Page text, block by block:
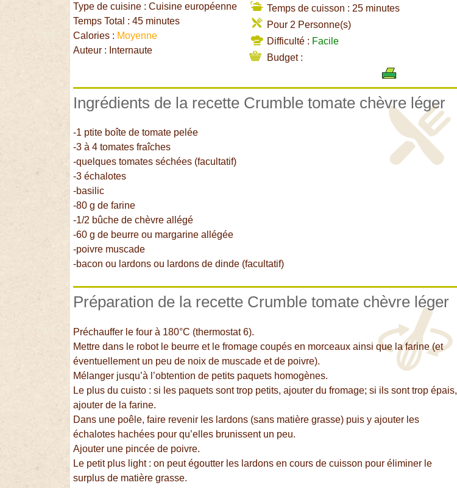
Type de cuisine : Cuisine européenne
Temps Total : 45 minutes
Calories : Moyenne
Auteur : Internaute
Temps de cuisson : 25 minutes
Pour 2 Personne(s)
Difficulté : Facile
Budget :
Ingrédients de la recette Crumble tomate chèvre léger
-1 ptite boîte de tomate pelée
-3 à 4 tomates fraîches
-quelques tomates séchées (facultatif)
-3 échalotes
-basilic
-80 g de farine
-1/2 bûche de chèvre allégé
-60 g de beurre ou margarine allégée
-poivre muscade
-bacon ou lardons ou lardons de dinde (facultatif)
Préparation de la recette Crumble tomate chèvre léger
Préchauffer le four à 180°C (thermostat 6).
Mettre dans le robot le beurre et le fromage coupés en morceaux ainsi que la farine (et
éventuellement un peu de noix de muscade et de poivre).
Mélanger jusqu’à l’obtention de petits paquets homogènes.
Le plus du cuisto : si les paquets sont trop petits, ajouter du fromage; si ils sont trop épais,
ajouter de la farine.
Dans une poêle, faire revenir les lardons (sans matière grasse) puis y ajouter les
échalotes hachées pour qu’elles brunissent un peu.
Ajouter une pincée de poivre.
Le petit plus light : on peut égoutter les lardons en cours de cuisson pour éliminer le
surplus de matière grasse.